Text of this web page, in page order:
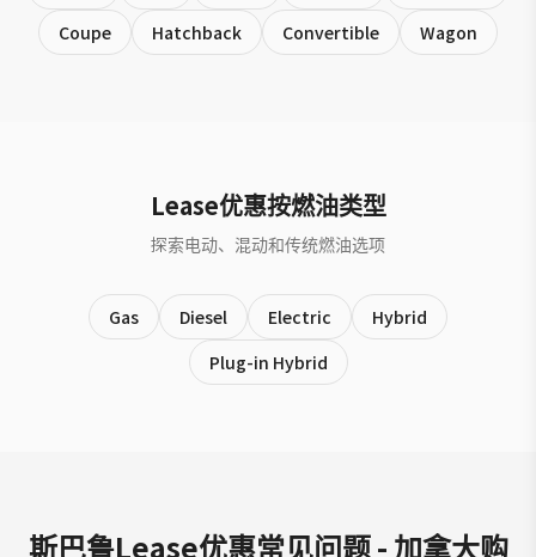
Coupe
Hatchback Convertible Wagon
Lease优惠按燃油类型
探索电动、混动和传统燃油选项
Gas Diesel Electric
Hybrid
Plug-in Hybrid
斯巴鲁Lease优惠常见问题 - 加拿大购